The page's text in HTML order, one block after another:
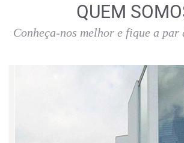
QUEM
Conheça-nos melhor e fique a par